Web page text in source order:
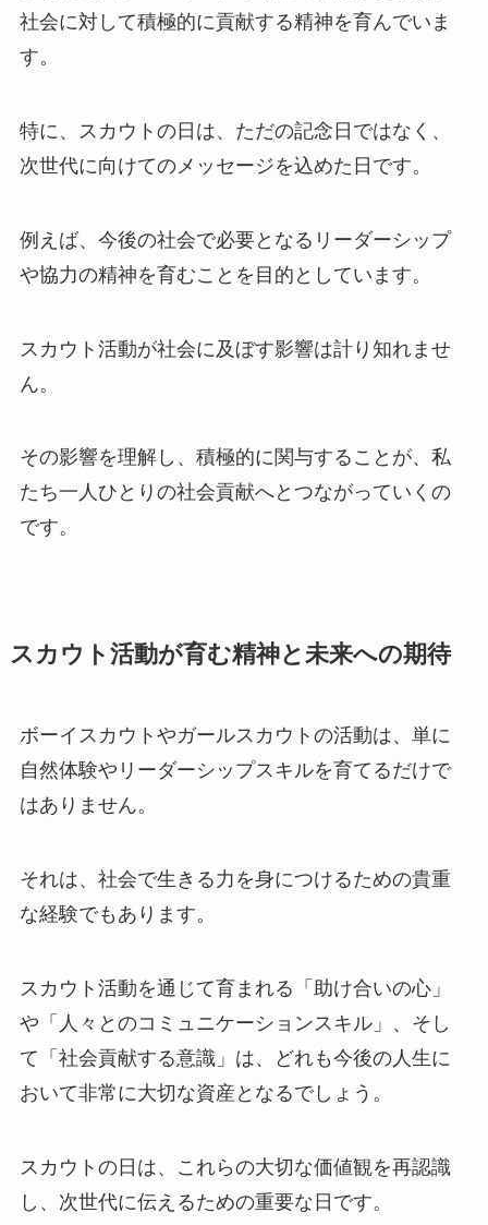
社会に対して積極的に貢献する精神を育んでいま
す。
特に、スカウトの日は、ただの記念日ではなく、
次世代に向けてのメッセージを込めた日です。
例えば、今後の社会で必要となるリーダーシップ
や協力の精神を育むことを目的としています。
スカウト活動が社会に及ぼす影響は計り知れませ
ん。
その影響を理解し、積極的に関与することが、私
たち一人ひとりの社会貢献へとつながっていくの
です。
スカウト活動が育む精神と未来への期待
ボーイスカウトやガールスカウトの活動は、単に
自然体験やリーダーシップスキルを育てるだけで
はありません。
それは、社会で生きる力を身につけるための貴重
な経験でもあります。
スカウト活動を通じて育まれる「助け合いの心」
や「人々とのコミュニケーションスキル」、そし
て「社会貢献する意識」は、どれも今後の人生に
おいて非常に大切な資産となるでしょう。
スカウトの日は、これらの大切な価値観を再認識
し、次世代に伝えるための重要な日です。